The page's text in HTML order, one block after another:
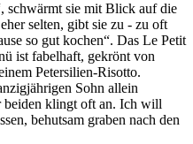
schwärmt sie mit Blick auf die
selten, gibt sie zu - zu oft
so gut kochen“. Das Le Petit
ist fabelhaft, gekrönt von
Petersilien-Risotto.
Sohn allein
beiden klingt oft an. Ich will
behutsam graben nach den